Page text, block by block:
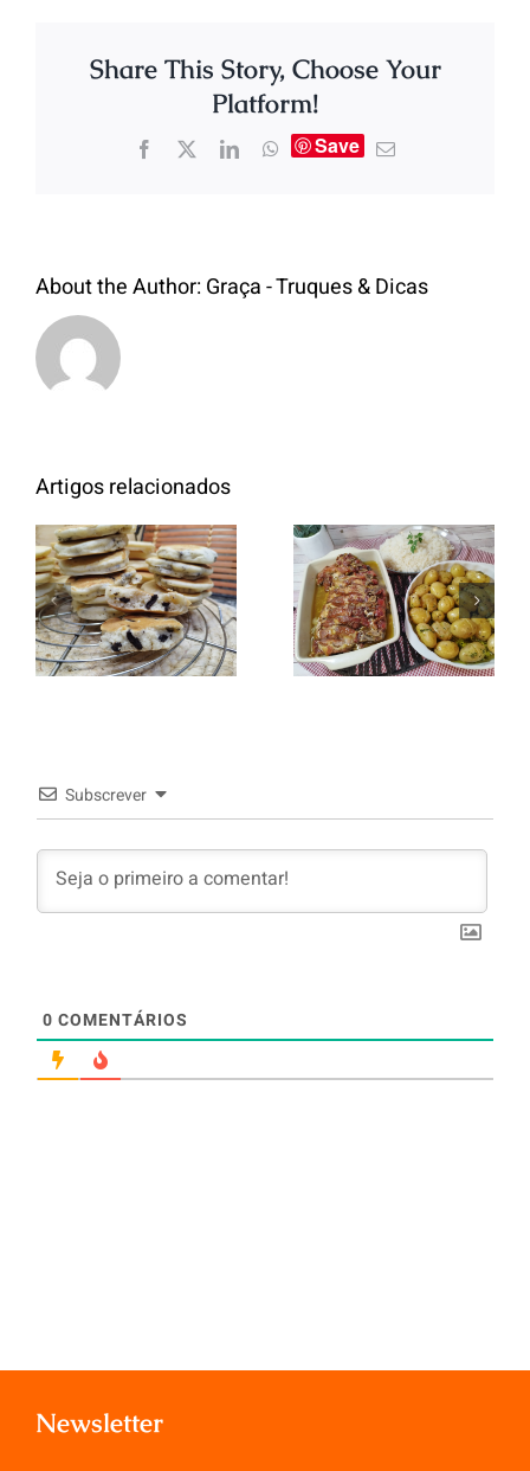
Share This Story, Choose Your
Platform!
Save
About the Author:Graça - Truques & Dicas
Artigos relacionados
Panquecas
com Oreo
Entrecosto
italiano c/
batata a
murro e
Subscrever
0 COMENTÁRIOS
Newsletter